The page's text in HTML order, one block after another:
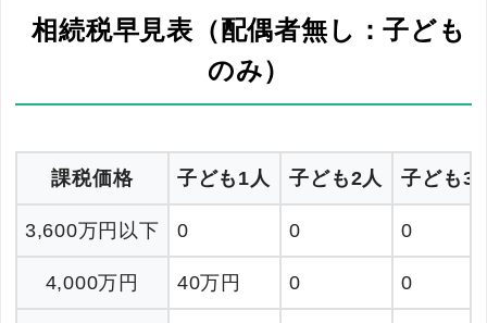
相続税早見表（配偶者無し：子ども
のみ）
課税価格 子ども1人 子ども2人 子ども3
3,600万円以下 0 0 0
4,000万円 40万円 0 0